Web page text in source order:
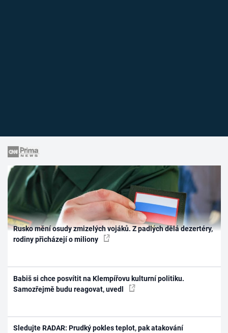
Rusko mění osudy zmizelých vojáků. Z padlých dělá dezertéry,
rodiny přicházejí o miliony
Babiš si chce posvítit na Klempířovu kulturní politiku.
Samozřejmě budu reagovat, uvedl
Sledujte RADAR: Prudký pokles teplot, pak atakování